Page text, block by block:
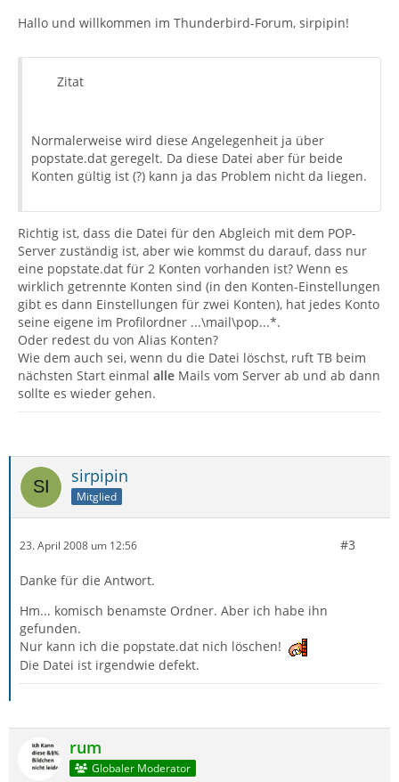
Hallo und willkommen im Thunderbird-Forum, sirpipin!
Zitat
Normalerweise wird diese Angelegenheit ja über
popstate.dat geregelt. Da diese Datei aber für beide
Konten gültig ist (?) kann ja das Problem nicht da liegen.
Richtig ist, dass die Datei für den Abgleich mit dem POP-
Server zuständig ist, aber wie kommst du darauf, dass nur
eine popstate.dat für 2 Konten vorhanden ist? Wenn es
wirklich getrennte Konten sind (in den Konten-Einstellungen
gibt es dann Einstellungen für zwei Konten), hat jedes Konto
seine eigene im Profilordner ...\mail\pop...*.
Oder redest du von Alias Konten?
Wie dem auch sei, wenn du die Datei löschst, ruft TB beim
nächsten Start einmal alle Mails vom Server ab und ab dann
sollte es wieder gehen.
sirpipin
Mitglied
23. April 2008 um 12:56 #3
Danke für die Antwort.
Hm... komisch benamste Ordner. Aber ich habe ihn
gefunden.
Nur kann ich die popstate.dat nich löschen!
Die Datei ist irgendwie defekt.
rum
Globaler Moderator